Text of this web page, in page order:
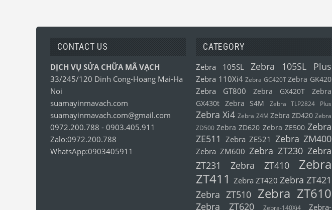
CONTACT US
DỊCH VỤ SỬA CHỮA MÃ VẠCH
33/245/120 Dinh Cong-Hoang Mai-Ha
Noi
suamayinmavach.com
suamayinmavach.com@gmail.com
0972.200.788 - 0903.405.911
Zalo:0972.200.788
WhatsApp:0903405911
CATEGORY
Zebra 105SL Zebra 105SL Plus
Zebra 110Xi4 Zebra GC420T Zebra GK420
Zebra GT800 Zebra GX420T
Zebra
GX430t
Zebra S4M Zebra TLP2824 Plus
Zebra Xi4 Zebra Z4M Zebra ZD420 Zebra
ZD500 Zebra ZD620 Zebra ZE500 Zebra
ZE511 Zebra ZE521 Zebra ZM400
Zebra ZM600 Zebra ZT230 Zebra
ZT231
Zebra ZT410
Zebra
ZT411 Zebra ZT420 Zebra ZT421
Zebra ZT510 Zebra ZT610
Zebra ZT620 Zebra-140Xi4 Zebra-